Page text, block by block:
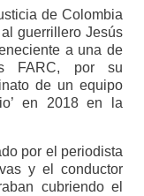
de Colombia
guerrillero Jesús
a una de
FARC, por su
de un equipo
en 2018 en la
por el periodista
y el conductor
cubriendo el